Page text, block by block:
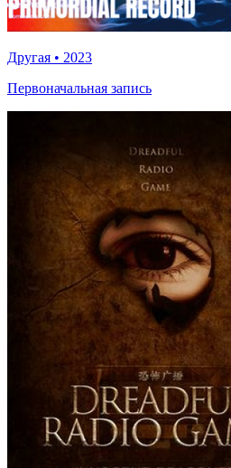
Другая • 2023
Первоначальная запись